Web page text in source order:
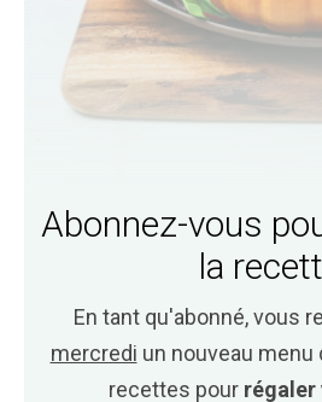
Abonnez-vous
la
En tant qu'abonné, vous
mercredi un nouveau menu
recettes pour régaler